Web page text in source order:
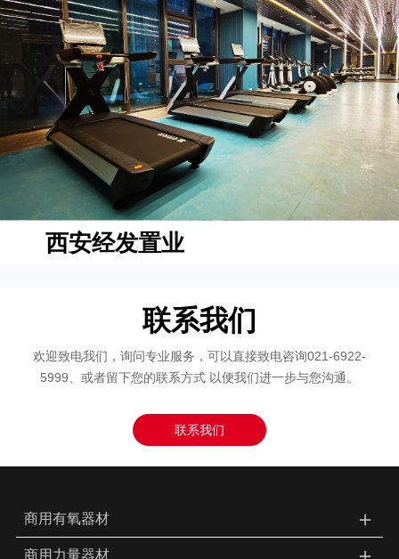
西安经发置业
联系我们
欢迎致电我们，询问专业服务，可以直接致电咨询021-6922-
5999、或者留下您的联系方式 以便我们进一步与您沟通。
联系我们
商用有氧器材 ＋
商用力量器材